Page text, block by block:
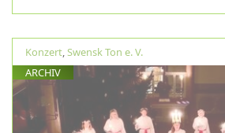
Konzert Swensk Ton e. V.
ARCHIV